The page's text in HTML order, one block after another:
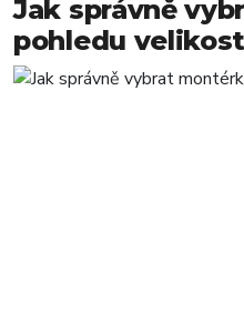
Jak správně
pohledu